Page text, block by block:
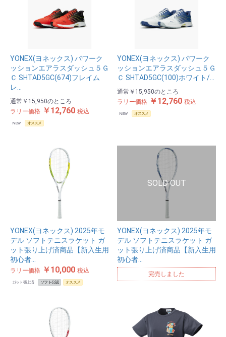
YONEX(ヨネックス) パワーク
ッションエアラスダッシュ５Ｇ
Ｃ SHTAD5GC(674)フレイム
レ…
通常 ￥15,950のところ
ラリー価格 ￥12,760 税込
NEW オススメ
YONEX(ヨネックス) パワーク
ッションエアラスダッシュ５Ｇ
Ｃ SHTAD5GC(100)ホワイト/…
通常 ￥15,950のところ
ラリー価格 ￥12,760 税込
NEW オススメ
YONEX(ヨネックス) 2025年モ
デル ソフトテニスラケット ガ
ット張り上げ済商品【新入生用
初心者…
ラリー価格 ￥10,000 税込
ガット張上済 ソフト公認 オススメ
YONEX(ヨネックス) 2025年モ
デル ソフトテニスラケット ガ
ット張り上げ済商品【新入生用
初心者…
完売しました